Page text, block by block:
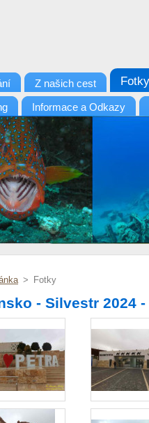
Z našich cest Fotky
Informace a Odkazy
> Fotky
- Silvestr 2024 -